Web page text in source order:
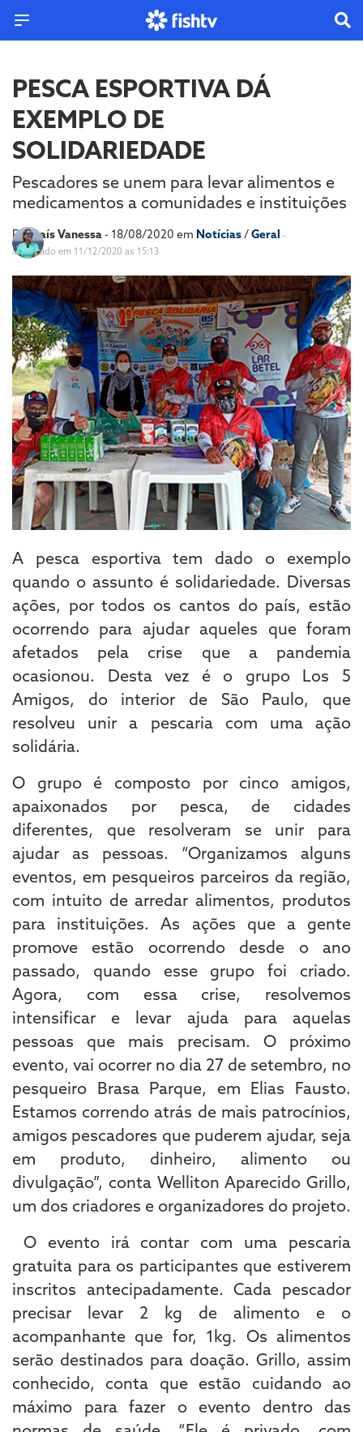
PESCA ESPORTIVA DÁ
EXEMPLO DE
SOLIDARIEDADE
Pescadores se unem para levar alimentos e
medicamentos a comunidades e instituições
PorLaís Vanessa- 18/08/2020 em Notícias/Geral -
atualizado em 11/12/2020 as 15:13
A pesca esportiva tem dado o exemplo
quando o assunto é solidariedade. Diversas
ações, por todos os cantos do país, estão
ocorrendo para ajudar aqueles que foram
afetados pela crise que a pandemia
ocasionou. Desta vez é o grupo Los 5
Amigos, do interior de São Paulo, que
resolveu unir a pescaria com uma ação
solidária.
O grupo é composto por cinco amigos,
apaixonados por pesca, de cidades
diferentes, que resolveram se unir para
ajudar as pessoas. “Organizamos alguns
eventos, em pesqueiros parceiros da região,
com intuito de arredar alimentos, produtos
para instituições. As ações que a gente
promove estão ocorrendo desde o ano
passado, quando esse grupo foi criado.
Agora, com essa crise, resolvemos
intensificar e levar ajuda para aquelas
pessoas que mais precisam. O próximo
evento, vai ocorrer no dia 27 de setembro, no
pesqueiro Brasa Parque, em Elias Fausto.
Estamos correndo atrás de mais patrocínios,
amigos pescadores que puderem ajudar, seja
em produto, dinheiro, alimento ou
divulgação”, conta Welliton Aparecido Grillo,
um dos criadores e organizadores do projeto.
O evento irá contar com uma pescaria
gratuita para os participantes que estiverem
inscritos antecipadamente. Cada pescador
precisar levar 2 kg de alimento e o
acompanhante que for, 1kg. Os alimentos
serão destinados para doação. Grillo, assim
conhecido, conta que estão cuidando ao
máximo para fazer o evento dentro das